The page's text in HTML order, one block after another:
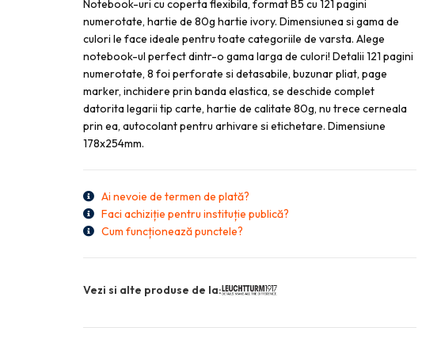
Notebook-uri cu coperta flexibila, format B5 cu 121 pagini
numerotate, hartie de 80g hartie ivory. Dimensiunea si gama de
culori le face ideale pentru toate categoriile de varsta. Alege
notebook-ul perfect dintr-o gama larga de culori! Detalii 121 pagini
numerotate, 8 foi perforate si detasabile, buzunar pliat, page
marker, inchidere prin banda elastica, se deschide complet
datorita legarii tip carte, hartie de calitate 80g, nu trece cerneala
prin ea, autocolant pentru arhivare si etichetare. Dimensiune
178x254mm.
Ai nevoie de termen de plată?
Faci achiziție pentru instituție publică?
Cum funcționează punctele?
Vezi si alte produse de la: